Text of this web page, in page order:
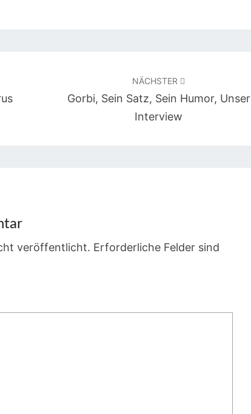
NÄCHSTER
Gorbi, Sein Satz, Sein Humor, Unser
Interview
veröffentlicht. Erforderliche Felder sind